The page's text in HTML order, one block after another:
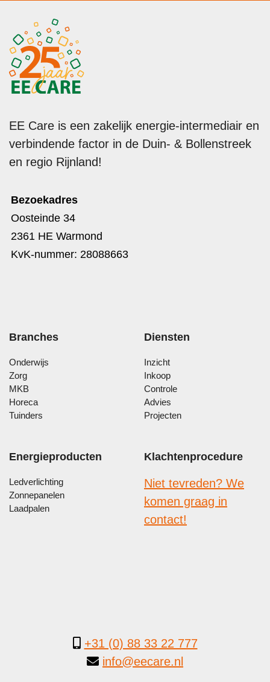
EE Care is een zakelijk energie-intermediair en
verbindende factor in de Duin- & Bollenstreek
en regio Rijnland!
Bezoekadres
Oosteinde 34
2361 HE Warmond
KvK-nummer: 28088663
Branches
Onderwijs
Zorg
MKB
Horeca
Tuinders
Diensten
Inzicht
Inkoop
Controle
Advies
Projecten
Energieproducten
Ledverlichting
Zonnepanelen
Laadpalen
Klachtenprocedure
Niet tevreden? We
komen graag in
contact!
+31 (0) 88 33 22 777
info@eecare.nl